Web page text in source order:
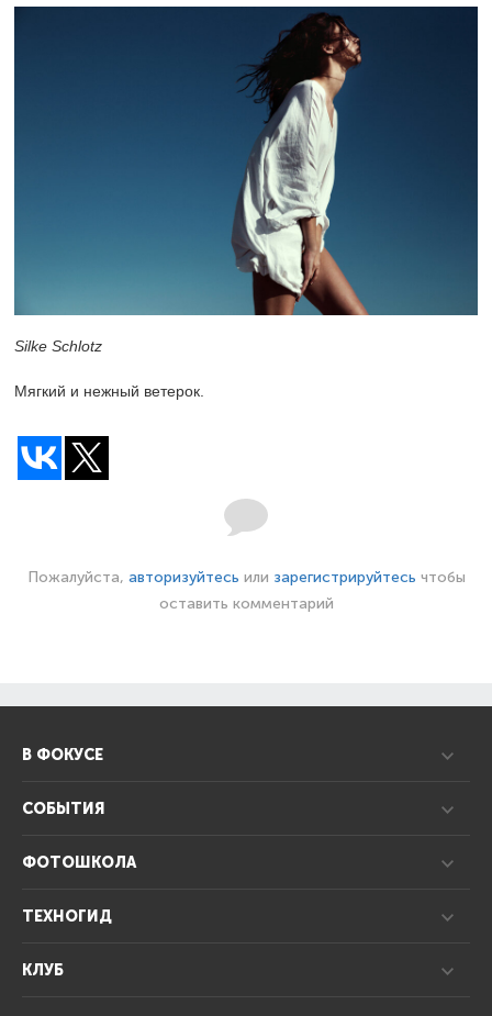
Silke Schlotz
Мягкий и нежный ветерок.
Пожалуйста, авторизуйтесь или зарегистрируйтесь чтобы
оставить комментарий
В ФОКУСЕ
СОБЫТИЯ
ФОТОШКОЛА
ТЕХНОГИД
КЛУБ